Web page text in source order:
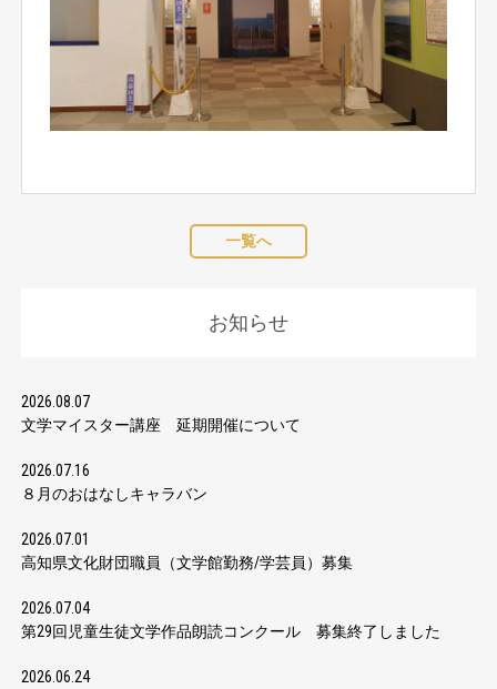
一覧へ
お知らせ
2026.08.07
文学マイスター講座 延期開催について
2026.07.16
８月のおはなしキャラバン
2026.07.01
高知県文化財団職員（文学館勤務/学芸員）募集
2026.07.04
第29回児童生徒文学作品朗読コンクール 募集終了しました
2026.06.24